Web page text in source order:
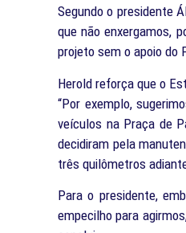
Segundo o presidente
que não enxergamos,
projeto sem o apoio do
Herold reforça que o
“Por exemplo,
veículos na Praça de
decidiram pela
três quilômetros
Para o presidente,
empecilho para